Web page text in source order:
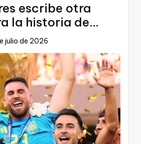
escribe otra
la historia de
julio de 2026